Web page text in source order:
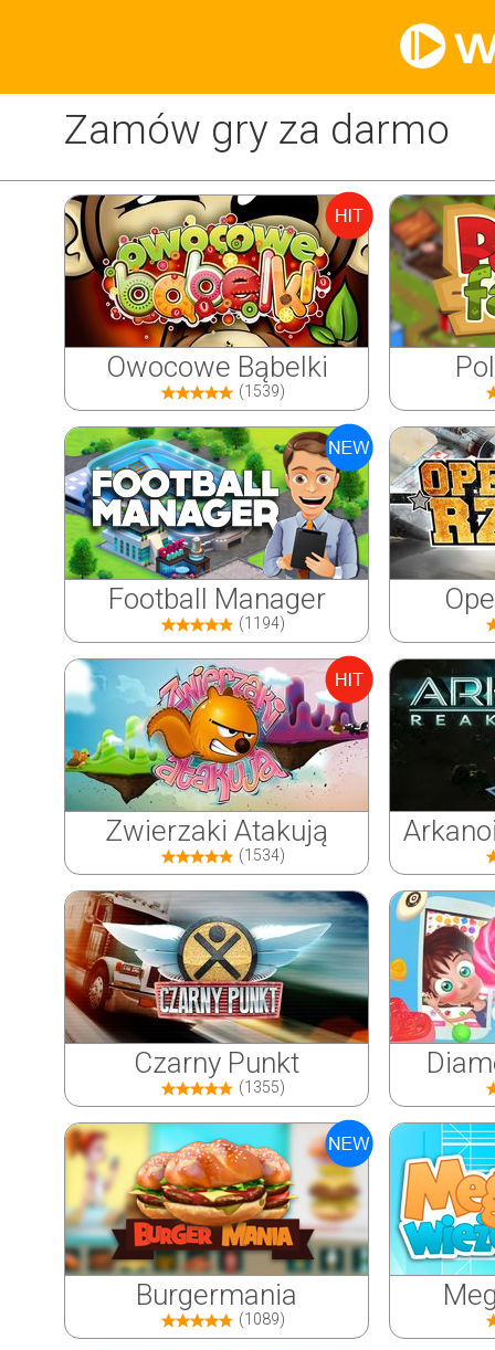
Zamów gry za darmo
Owocowe Bąbelki
(1539)
Football Manager
(1194)
Zwierzaki Atakują
(1534)
Czarny Punkt
(1355)
Burgermania
(1089)